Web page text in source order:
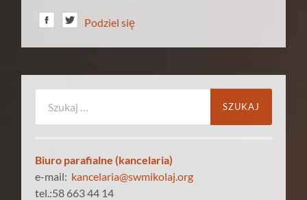
Podziel się
Biuro parafialne (kancelaria)
e-mail: kancelaria@swmikolaj.org
tel.:58 663 44 14